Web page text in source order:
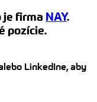
je firma NAY.
pozície.
LinkedIne, aby